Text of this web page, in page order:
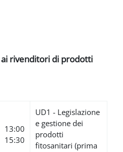
rivenditori di prodotti
13:00
15:30
UD1 - Legislazione
e gestione dei
prodotti
fitosanitari (prima